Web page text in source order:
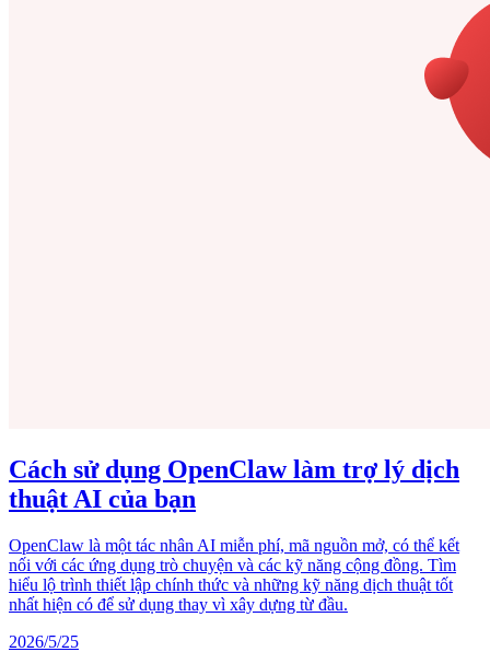
Cách sử dụng OpenClaw làm trợ lý dịch
thuật AI của bạn
OpenClaw là một tác nhân AI miễn phí, mã nguồn mở, có thể kết
nối với các ứng dụng trò chuyện và các kỹ năng cộng đồng. Tìm
hiểu lộ trình thiết lập chính thức và những kỹ năng dịch thuật tốt
nhất hiện có để sử dụng thay vì xây dựng từ đầu.
2026/5/25